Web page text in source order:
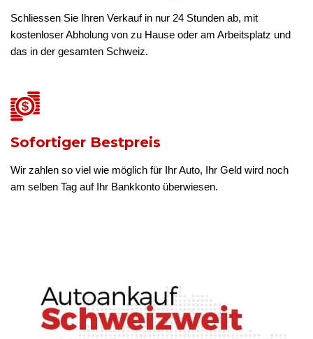
Schliessen Sie Ihren Verkauf in nur 24 Stunden ab, mit
kostenloser Abholung von zu Hause oder am Arbeitsplatz und
das in der gesamten Schweiz.
Sofortiger Bestpreis
Wir zahlen so viel wie möglich für Ihr Auto, Ihr Geld wird noch
am selben Tag auf Ihr Bankkonto überwiesen.